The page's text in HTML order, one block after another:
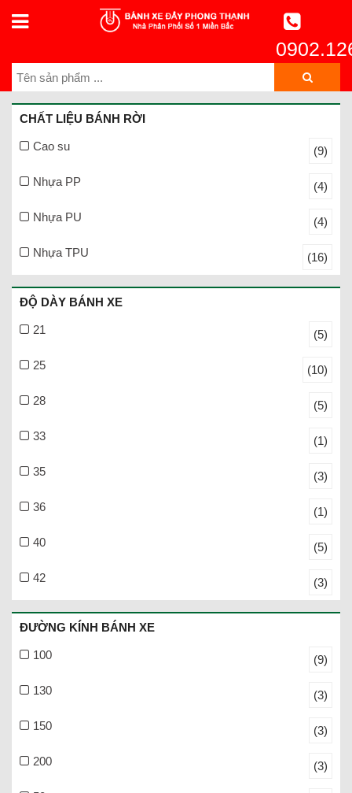
CHẤT LIỆU BÁNH RỜI
Cao su (9)
Nhựa PP (4)
Nhựa PU (4)
Nhựa TPU (16)
ĐỘ DÀY BÁNH XE
21 (5)
25 (10)
28 (5)
33 (1)
35 (3)
36 (1)
40 (5)
42 (3)
ĐƯỜNG KÍNH BÁNH XE
100 (9)
130 (3)
150 (3)
200 (3)